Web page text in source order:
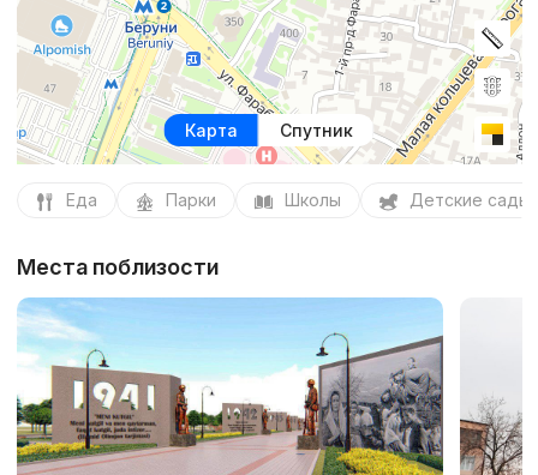
Карта Спутник
Еда Парки Школы Детские сады
Места поблизости